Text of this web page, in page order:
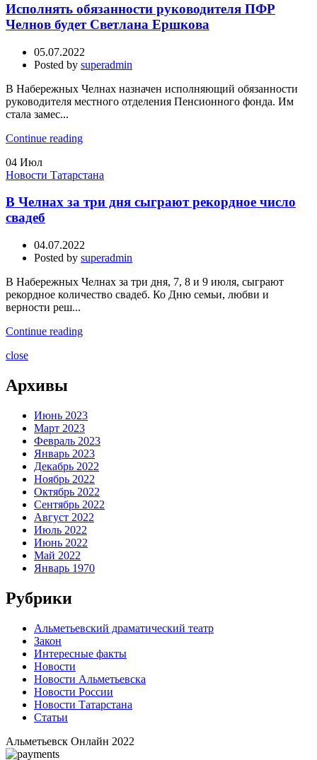
Исполнять обязанности руководителя ПФР
Челнов будет Светлана Ершкова
05.07.2022
Posted by superadmin
В Набережных Челнах назначен исполняющий обязанности
руководителя местного отделения Пенсионного фонда. Им
стала замес...
Continue reading
04 Июл
Новости Татарстана
В Челнах за три дня сыграют рекордное число
свадеб
04.07.2022
Posted by superadmin
В Набережных Челнах за три дня, 7, 8 и 9 июля, сыграют
рекордное количество свадеб. Ко Дню семьи, любви и
верности реш...
Continue reading
close
Архивы
Июнь 2023
Март 2023
Февраль 2023
Январь 2023
Декабрь 2022
Ноябрь 2022
Октябрь 2022
Сентябрь 2022
Август 2022
Июль 2022
Июнь 2022
Май 2022
Январь 1970
Рубрики
Альметьевский драматический театр
Закон
Интересные факты
Новости
Новости Альметьевска
Новости России
Новости Татарстана
Статьи
Альметьевск Онлайн 2022